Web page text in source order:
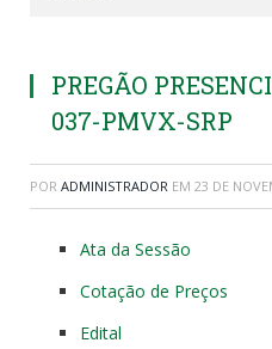
PREGÃO
037-PMVX-SRP
POR ADMINISTRADOR EM 23 DE
Ata da Sessão
Cotação de Preços
Edital